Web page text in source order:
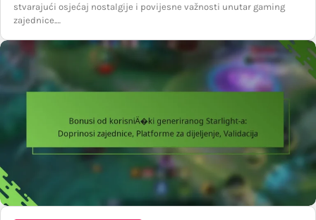
stvarajući osjećaj nostalgije i povijesne važnosti unutar gaming
zajednice.…